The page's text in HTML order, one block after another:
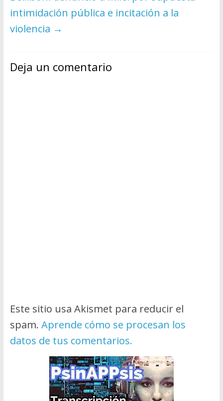
intimidación pública e incitación a la
violencia →
Deja un comentario
Este sitio usa Akismet para reducir el
spam. Aprende cómo se procesan los
datos de tus comentarios.